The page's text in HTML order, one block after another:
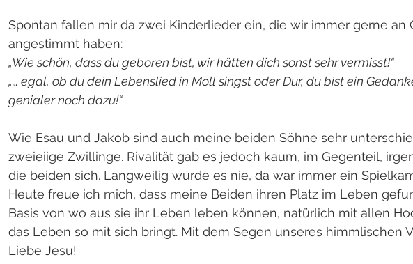
Spontan fallen mir da zwei Kinderlieder ein, die wir immer gerne an
angestimmt haben:
„Wie schön, dass du geboren bist, wir hätten dich sonst sehr vermisst!“
„… egal, ob du dein Lebenslied in Moll singst oder Dur, du bist ein
genialer noch dazu!“
Wie Esau und Jakob sind auch meine beiden Söhne sehr
zweieiige Zwillinge. Rivalität gab es jedoch kaum, im Gegenteil,
die beiden sich. Langweilig wurde es nie, da war immer ein
Heute freue ich mich, dass meine Beiden ihren Platz im Leben
Basis von wo aus sie ihr Leben leben können, natürlich mit allen
das Leben so mit sich bringt. Mit dem Segen unseres himmlischen
Liebe Jesu!